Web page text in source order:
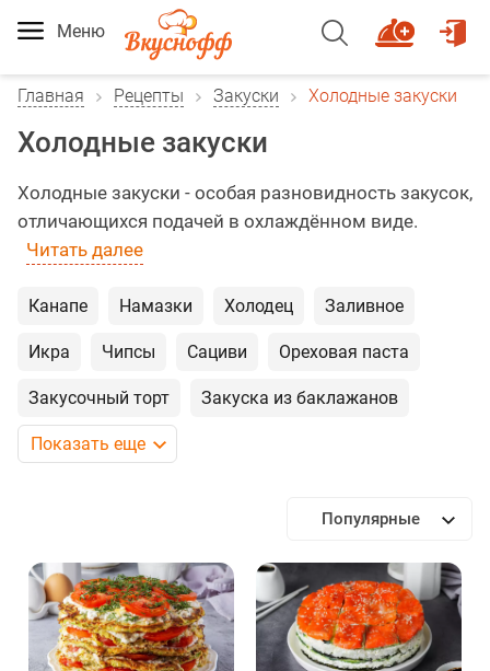
Меню
Главная Рецепты Закуски Холодные закуски
Холодные закуски
Холодные закуски - особая разновидность закусок,
отличающихся подачей в охлаждённом виде.
Читать далее
Канапе Намазки Холодец Заливное
Икра Чипсы Сациви Ореховая паста
Закусочный торт Закуска из баклажанов
Показать еще
Популярные